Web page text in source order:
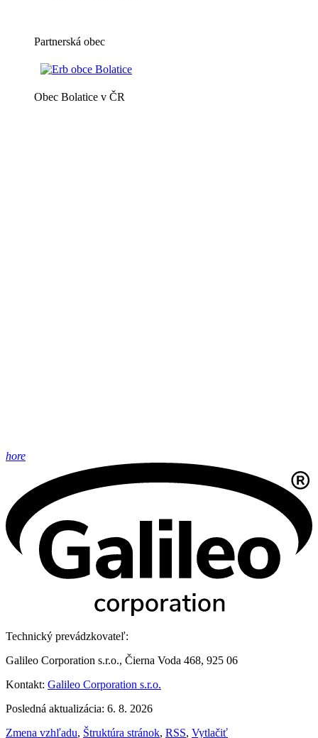
Partnerská obec
Obec Bolatice v ČR
hore
Technický prevádzkovateľ:
Galileo Corporation s.r.o., Čierna Voda 468, 925 06
Kontakt: Galileo Corporation s.r.o.
Posledná aktualizácia: 6. 8. 2026
Zmena vzhľadu, Štruktúra stránok, RSS, Vytlačiť